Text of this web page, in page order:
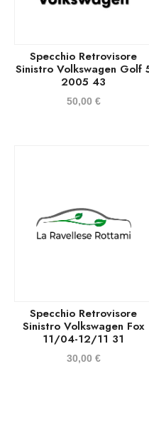
Specchio Retrovisore
Sinistro Volkswagen Golf
2005 43
50,00 €
Specchio Retrovisore
Sinistro Volkswagen Fox
11/04-12/11 31
30,00 €